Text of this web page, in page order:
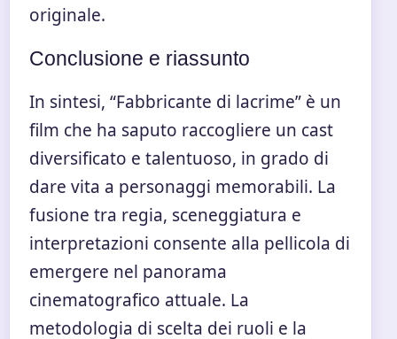
originale.
Conclusione e riassunto
In sintesi, “Fabbricante di lacrime” è un
film che ha saputo raccogliere un cast
diversificato e talentuoso, in grado di
dare vita a personaggi memorabili. La
fusione tra regia, sceneggiatura e
interpretazioni consente alla pellicola di
emergere nel panorama
cinematografico attuale. La
metodologia di scelta dei ruoli e la